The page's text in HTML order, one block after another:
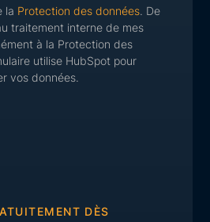
DÈS
la Protection des données. De
traitement interne de mes
à la Protection des
utilise HubSpot pour
vos données.